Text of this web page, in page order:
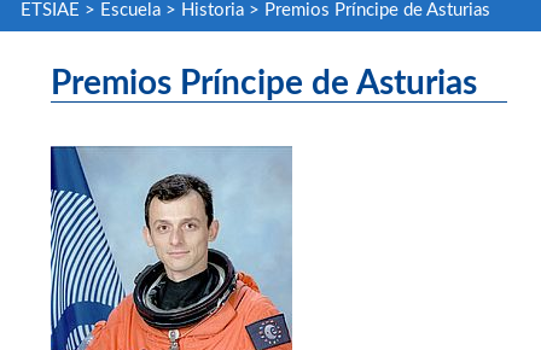
ETSIAE > Escuela> Historia> Premios Príncipe de Asturias
Premios Príncipe de Asturias